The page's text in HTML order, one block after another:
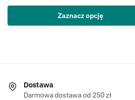
Zaznacz opcję
Dostawa
Darmowa dostawa od 250 zł